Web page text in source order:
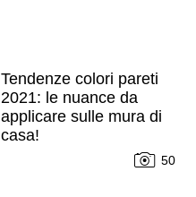
Tendenze colori pareti
2021: le nuance da
applicare sulle mura di
casa!
50